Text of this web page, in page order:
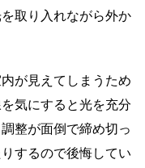
取り入れながら外か
が見えてしまうため
気にすると光を充分
整が面倒で締め切っ
するので後悔してい